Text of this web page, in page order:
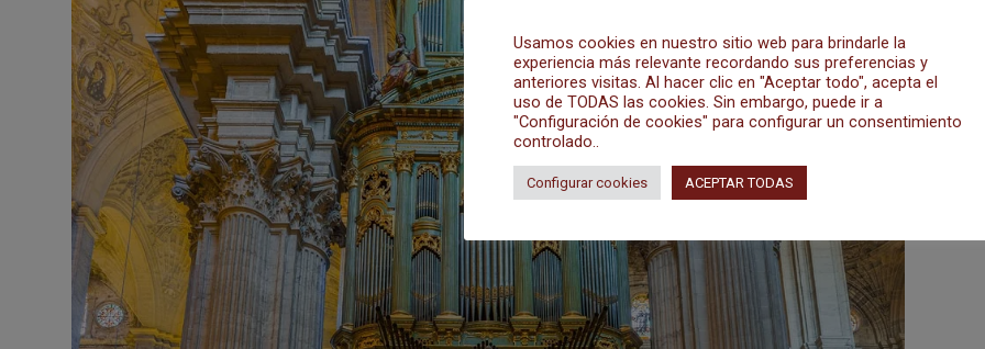
Usamos cookies en nuestro sitio web para brindarle la
experiencia más relevante recordando sus preferencias y
anteriores visitas. Al hacer clic en "Aceptar todo", acepta el
uso de TODAS las cookies. Sin embargo, puede ir a
"Configuración de cookies" para configurar un consentimiento
controlado..
Configurar cookies ACEPTAR TODAS